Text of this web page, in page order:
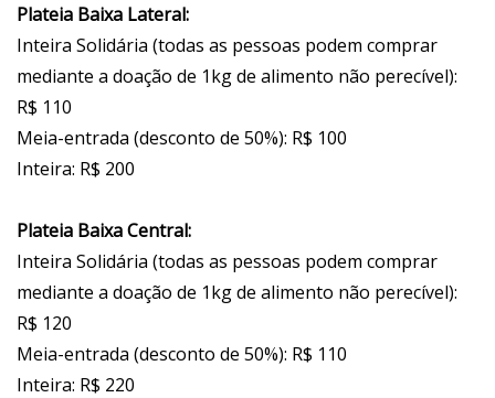
Plateia Baixa Lateral:
Inteira Solidária (todas as pessoas podem comprar
mediante a doação de 1kg de alimento não perecível):
R$ 110
Meia-entrada (desconto de 50%): R$ 100
Inteira: R$ 200
Plateia Baixa Central:
Inteira Solidária (todas as pessoas podem comprar
mediante a doação de 1kg de alimento não perecível):
R$ 120
Meia-entrada (desconto de 50%): R$ 110
Inteira: R$ 220